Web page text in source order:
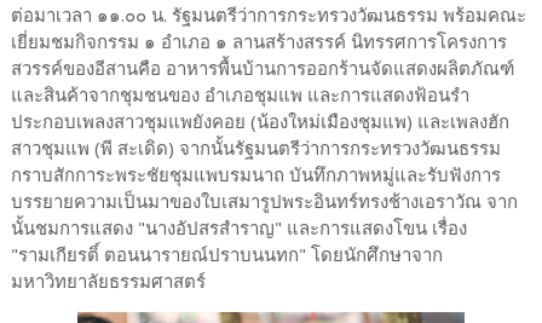
ต่อมาเวลา ๑๑.๐๐ น. รัฐมนตรีว่าการกระทรวงวัฒนธรรม พร้อมคณะ
เยี่ยมชมกิจกรรม ๑ อำเภอ ๑ ลานสร้างสรรค์ นิทรรศการโครงการ
สวรรค์ของอีสานคือ อาหารพื้นบ้านการออกร้านจัดแสดงผลิตภัณฑ์
และสินค้าจากชุมชนของ อำเภอชุมแพ และการแสดงฟ้อนรำ
ประกอบเพลงสาวชุมแพยังคอย (น้องใหม่เมืองชุมแพ) และเพลงฮัก
สาวชุมแพ (พี สะเดิด) จากนั้นรัฐมนตรีว่าการกระทรวงวัฒนธรรม
กราบสักการะพระชัยชุมแพบรมนาถ บันทึกภาพหมู่และรับฟังการ
บรรยายความเป็นมาของใบเสมารูปพระอินทร์ทรงช้างเอราวัณ จาก
นั้นชมการแสดง "นางอัปสรสำราญ" และการแสดงโขน เรื่อง
"รามเกียรติ์ ตอนนารายณ์ปราบนนทก" โดยนักศึกษาจาก
มหาวิทยาลัยธรรมศาสตร์